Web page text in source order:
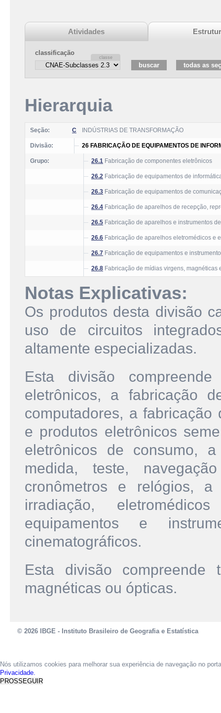
Atividades
classificação
Hierarquia
Seção: C INDÚSTRIAS DE TRANSFORMAÇÃO
Divisão: 26 FABRICAÇÃO DE EQUIPAMENTOS DE
Grupo: 26.1 Fabricação de componentes eletrônicos
26.2 Fabricação de equipamentos de
26.3 Fabricação de equipamentos de
26.4 Fabricação de aparelhos de recepção,
26.5 Fabricação de aparelhos e instrumentos
26.6 Fabricação de aparelhos eletromédicos e
26.7 Fabricação de equipamentos e
26.8 Fabricação de mídias virgens, magnéticas
Notas Explicativas:
Os produtos desta divisão
uso de circuitos
altamente especializadas.
Esta divisão
eletrônicos, a fabricação
computadores, a
e produtos eletrônicos
eletrônicos de consumo,
medida, teste,
cronômetros e relógios,
irradiação,
equipamentos e
cinematográficos.
Esta divisão
magnéticas ou ópticas.
© 2026 IBGE - Instituto Brasileiro de Geografia e Estatística
Nós utilizamos cookies para melhorar sua experiência de navegação no
Privacidade.
PROSSEGUIR